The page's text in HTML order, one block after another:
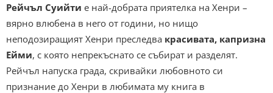
Рейчъл Суийти е най-добрата приятелка на Хенри –
вярно влюбена в него от години, но нищо
неподозиращият Хенри преследва красивата, капризна
Ейми, с която непрекъснато се събират и разделят.
Рейчъл напуска града, скривайки любовното си
признание до Хенри в любимата му книга в